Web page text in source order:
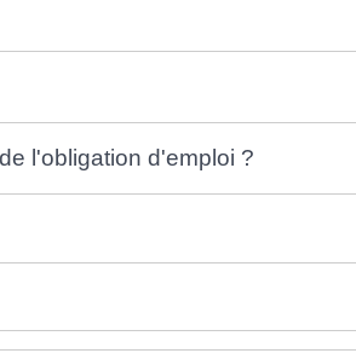
l'obligation d'emploi ?